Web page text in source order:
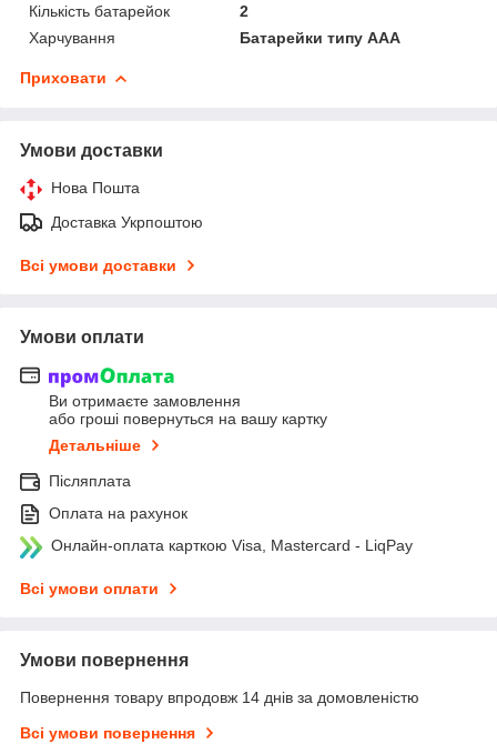
Кількість батарейок
2
Харчування
Батарейки типу AAA
Приховати
Умови доставки
Нова Пошта
Доставка Укрпоштою
Всі умови доставки
Умови оплати
Ви отримаєте замовлення
або гроші повернуться на вашу картку
Детальніше
Післяплата
Оплата на рахунок
Онлайн-оплата карткою Visa, Mastercard - LiqPay
Всі умови оплати
Умови повернення
Повернення товару впродовж 14 днів за домовленістю
Всі умови повернення